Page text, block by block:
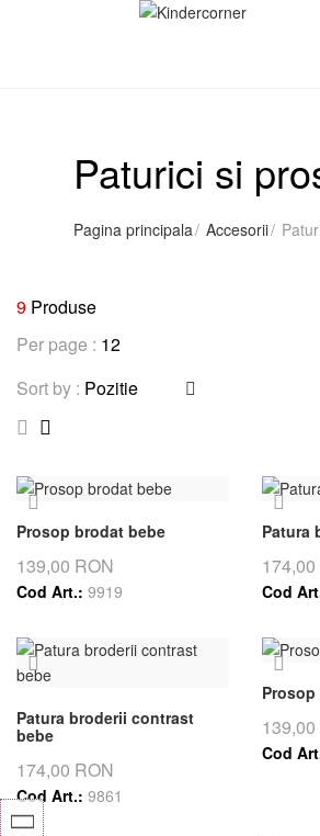
Paturici si
Pagina principala Accesorii
9 Produse
Per page :
Sort by :
Prosop brodat bebe
139,00 RON
Cod Art.: 9919
Patura
Cod
Patura broderii contrast
bebe
174,00 RON
Cod Art.: 9861
Cod